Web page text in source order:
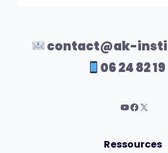
contact@ak-
06 24 82
Ressources